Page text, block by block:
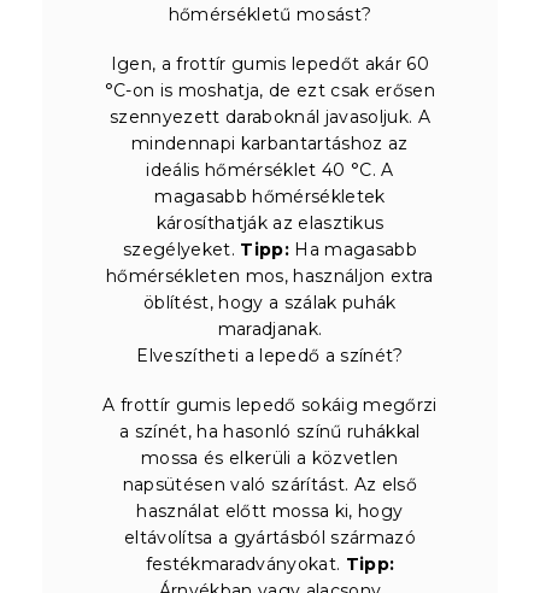
hőmérsékletű mosást?
Igen, a frottír gumis lepedőt akár 60
°C-on is moshatja, de ezt csak erősen
szennyezett daraboknál javasoljuk. A
mindennapi karbantartáshoz az
ideális hőmérséklet 40 °C. A
magasabb hőmérsékletek
károsíthatják az elasztikus
szegélyeket. Tipp: Ha magasabb
hőmérsékleten mos, használjon extra
öblítést, hogy a szálak puhák
maradjanak.
Elveszítheti a lepedő a színét?
A frottír gumis lepedő sokáig megőrzi
a színét, ha hasonló színű ruhákkal
mossa és elkerüli a közvetlen
napsütésen való szárítást. Az első
használat előtt mossa ki, hogy
eltávolítsa a gyártásból származó
festékmaradványokat. Tipp: